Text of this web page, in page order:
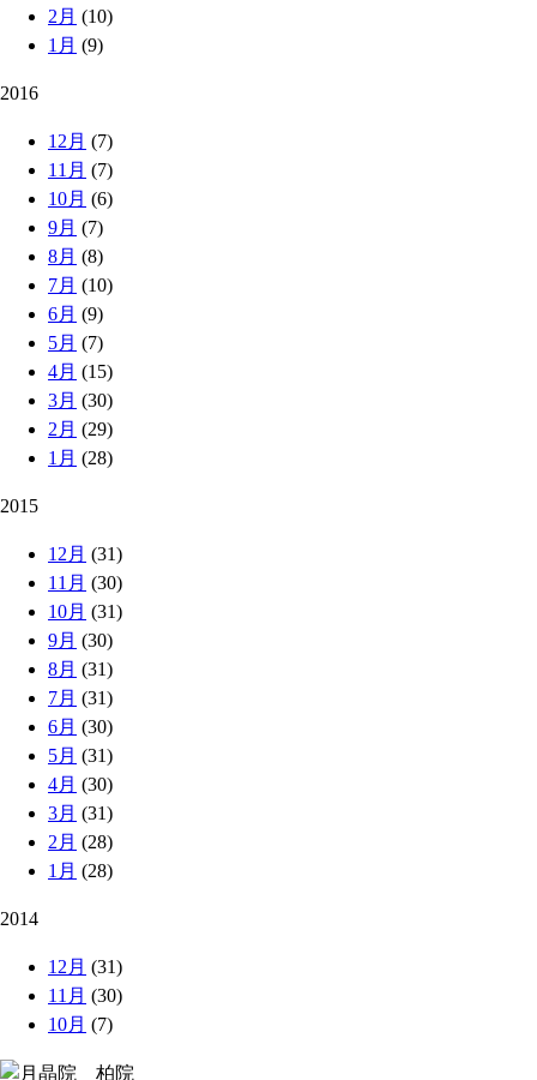
2月 (10)
1月 (9)
2016
12月 (7)
11月 (7)
10月 (6)
9月 (7)
8月 (8)
7月 (10)
6月 (9)
5月 (7)
4月 (15)
3月 (30)
2月 (29)
1月 (28)
2015
12月 (31)
11月 (30)
10月 (31)
9月 (30)
8月 (31)
7月 (31)
6月 (30)
5月 (31)
4月 (30)
3月 (31)
2月 (28)
1月 (28)
2014
12月 (31)
11月 (30)
10月 (7)